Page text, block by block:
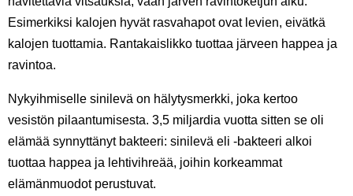
Esimerkiksi kalojen hyvät rasvahapot ovat levien, eivätkä
kalojen tuottamia. Rantakaislikko tuottaa järveen happea ja
ravintoa.
Nykyihmiselle sinilevä on hälytysmerkki, joka kertoo
vesistön pilaantumisesta. 3,5 miljardia vuotta sitten se oli
elämää synnyttänyt bakteeri: sinilevä eli -bakteeri alkoi
tuottaa happea ja lehtivihreää, joihin korkeammat
elämänmuodot perustuvat.